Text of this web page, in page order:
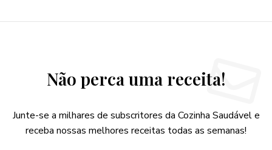
Não perca uma receita!
Junte-se a milhares de subscritores da Cozinha Saudável e
receba nossas melhores receitas todas as semanas!